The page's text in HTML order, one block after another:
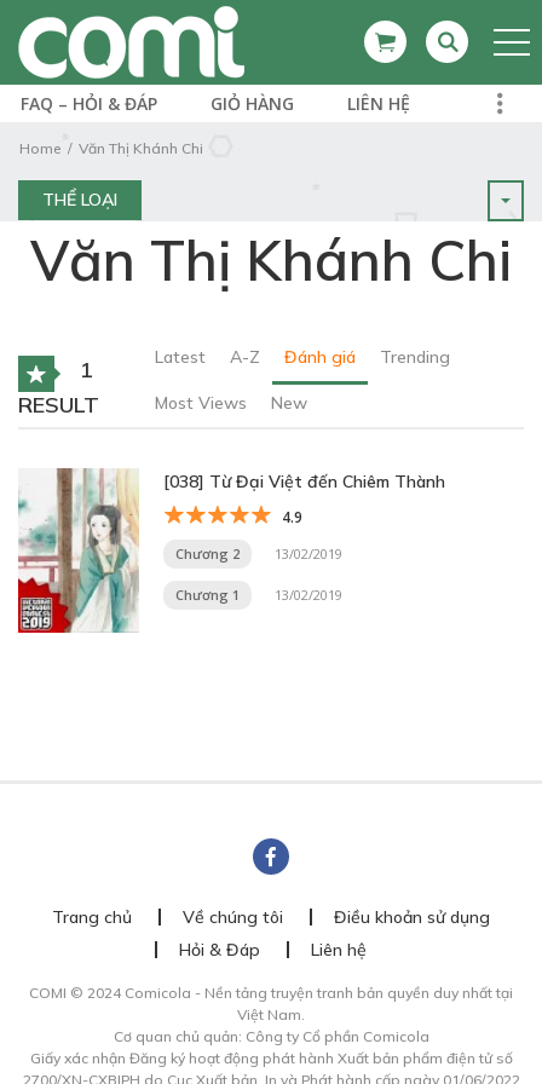
FAQ – HỎI & ĐÁP GIỎ HÀNG LIÊN HỆ
Home Văn Thị Khánh Chi
THỂ LOẠI
Văn Thị Khánh Chi
1
RESULT
Latest A-Z Đánh giá Trending
Most Views New
[038] Từ Đại Việt đến Chiêm Thành
4.9
Chương 2 13/02/2019
Chương 1 13/02/2019
Trang chủ Về chúng tôi
Điều khoản sử dụng
Hỏi & Đáp
Liên hệ
COMI © 2024 Comicola - Nền tảng truyện tranh bản quyền duy nhất tại
Việt Nam.
Cơ quan chủ quản: Công ty Cổ phần Comicola
Giấy xác nhận Đăng ký hoạt động phát hành Xuất bản phẩm điện tử số
2700/XN-CXBIPH do Cục Xuất bản, In và Phát hành cấp ngày 01/06/2022